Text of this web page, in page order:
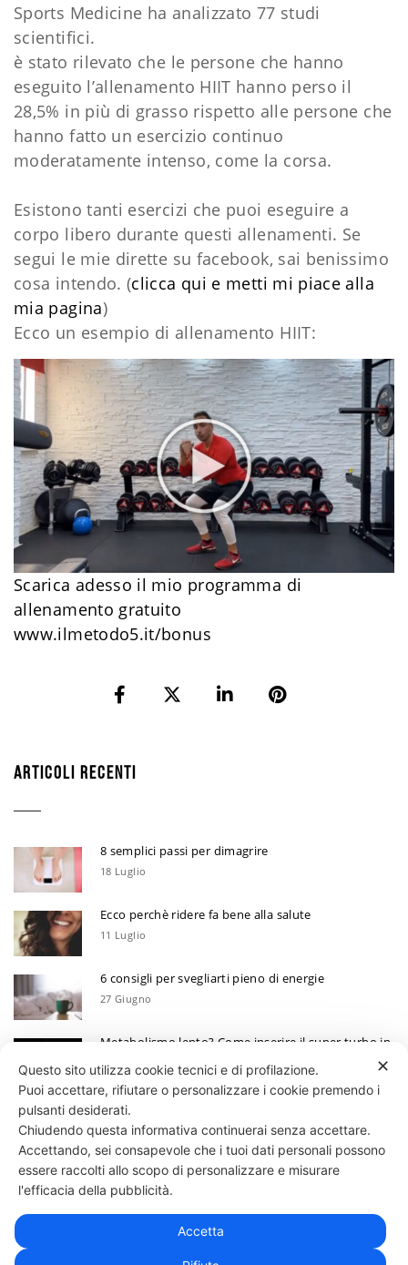
Sports Medicine ha analizzato 77 studi
scientifici.
è stato rilevato che le persone che hanno
eseguito l’allenamento HIIT hanno perso il
28,5% in più di grasso rispetto alle persone che
hanno fatto un esercizio continuo
moderatamente intenso, come la corsa.
Esistono tanti esercizi che puoi eseguire a
corpo libero durante questi allenamenti. Se
segui le mie dirette su facebook, sai benissimo
cosa intendo. (clicca qui e metti mi piace alla
mia pagina)
Ecco un esempio di allenamento HIIT:
Scarica adesso il mio programma di
allenamento gratuito
www.ilmetodo5.it/bonus
ARTICOLI RECENTI
8 semplici passi per dimagrire
18 Luglio
Ecco perchè ridere fa bene alla salute
11 Luglio
6 consigli per svegliarti pieno di energie
27 Giugno
Metabolismo lento? Come inserire il super turbo in
13 Giugno
Ecco perchè devi annotare i tuoi progressi
30 Maggio
331 818 4777DANIELE ESPOSITO
✕
Questo sito utilizza cookie tecnici e di profilazione.
Puoi accettare, rifiutare o personalizzare i cookie premendo i
pulsanti desiderati.
Chiudendo questa informativa continuerai senza accettare.
Accettando, sei consapevole che i tuoi dati personali possono
essere raccolti allo scopo di personalizzare e misurare
l'efficacia della pubblicità.
Accetta